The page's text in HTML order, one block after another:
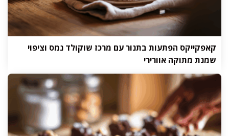
קאפקייקס הפתעות בתנור עם מרכז שוקולד נמס וציפוי
שמנת מתוקה אוורירי